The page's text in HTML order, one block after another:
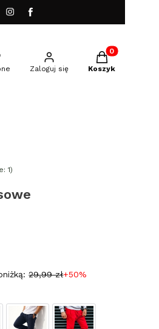
Zaloguj się
Produkty w
Koszyk
1)
29,99 zł+50%